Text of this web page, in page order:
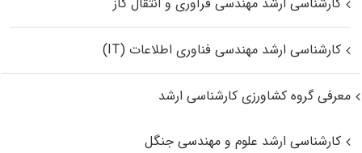
کارشناسی ارشد مهندسی فناوری اطلاعات (IT)
معرفی گروه کشاورزی کارشناسی ارشد
کارشناسی ارشد علوم و مهندسی جنگل